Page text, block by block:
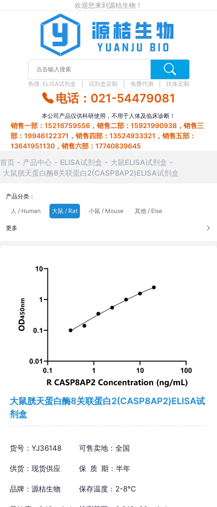
欢迎您来到源桔生物！
热搜: ELISA试剂盒 试剂盒定制 免费代测 抗体定制
电话：021-54479081
本公司产品仅供科研使用，不用于人体及临床诊断！
销售一部：15216759556，销售二部：15921990938，销售三
部：19946122371，销售四部：13524933321，销售五部：
13641951130，销售六部：17740839645
首页 产品中心 ELISA试剂盒
大鼠ELISA试剂盒
大鼠胱天蛋白酶8关联蛋白2(CASP8AP2)ELISA试剂盒
产品分类：
人 / Human
大鼠 / Rat 小鼠 / Mouse 其他 / Else
更多
大鼠胱天蛋白酶8关联蛋白2(CASP8AP2)ELISA试
剂盒
货号：YJ36148 可售卖地：全国
供货：现货供应 保 质 期：半年
品牌：源桔生物 保存温度：2-8℃